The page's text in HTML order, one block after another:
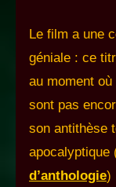
Le film a une
géniale : ce
au moment
sont pas
son antithèse
apocalyptique
d’anthologie)